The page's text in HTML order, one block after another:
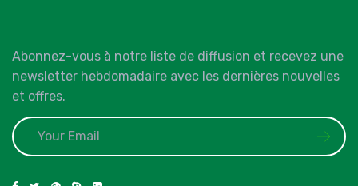
Abonnez-vous à notre liste de diffusion et recevez une
newsletter hebdomadaire avec les dernières nouvelles
et offres.